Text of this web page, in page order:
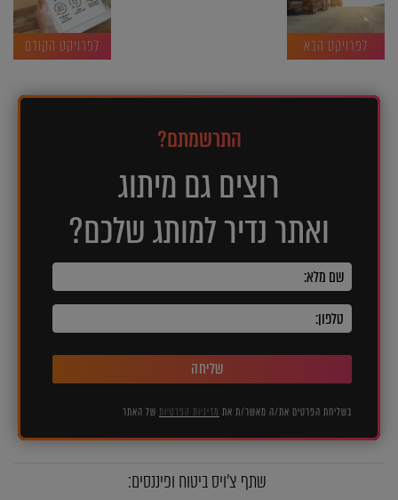
לפרויקט הבא לפרויקט הקודם
התרשמתם?
רוצים גם מיתוג
ואתר נדיר למותג שלכם?
שליחה
בשליחת הפרטים את/ה מאשר/ת את מדיניות הפרטיות של האתר
שתף צ'ויס ביטוח ופיננסים: